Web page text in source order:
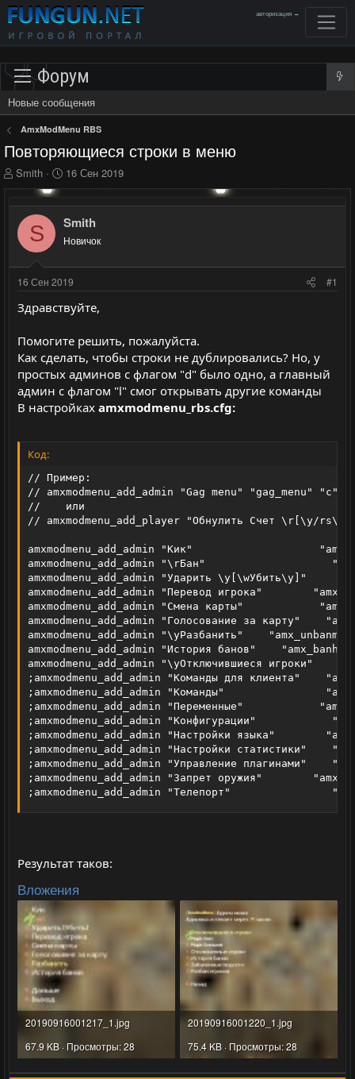
авторизация →
Форум
Новые сообщения
AmxModMenu RBS
Повторяющиеся строки в меню
А
в
р
т
м
ы
Smith
Д
а
а
н
а
а
л
16 Сен 2019
S Smith
Новичок
16 Сен 2019 #1
Здравствуйте,
Помогите решить, пожалуйста.
Как сделать, чтобы строки не дублировались? Но, у
простых админов с флагом "d" было одно, а главный
админ с флагом "l" смог открывать другие команды
В настройках amxmodmenu_rbs.cfg:
Код:
// Пример:
// amxmodmenu_add_admin "Gag menu" "gag_menu" "c"
//    или
// amxmodmenu_add_player "Обнулить Счет \r[\y/
amxmodmenu_add_admin "Кик"
amxmodmenu_add_admin "\rБан"
amxmodmenu_add_admin "Ударить \y[\wУбить\y]"
amxmodmenu_add_admin "Перевод игрока"
amxmodmenu_add_admin "Смена карты"
amxmodmenu_add_admin "Голосование за карту"
amxmodmenu_add_admin "\yРазбанить"
amxmodmenu_add_admin "История банов"
amxmodmenu_add_admin "\yОтключившиеся игроки"
;amxmodmenu_add_admin "Команды для клиента"
;amxmodmenu_add_admin "Команды"
;amxmodmenu_add_admin "Переменные"
;amxmodmenu_add_admin "Конфигурации"
;amxmodmenu_add_admin "Настройки языка"
;amxmodmenu_add_admin "Настройки статистики"
;amxmodmenu_add_admin "Управление плагинами"
;amxmodmenu_add_admin "Запрет оружия"
;amxmodmenu_add_admin "Телепорт"
Результат таков:
Вложения
20190916001217_1.jpg
67.9 KB · Просмотры: 28
20190916001220_1.jpg
75.4 KB · Просмотры: 28